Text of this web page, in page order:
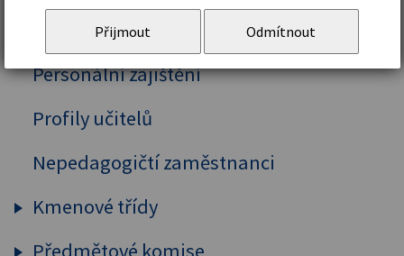
Školní řád
Personální zajištění
Profily učitelů
Nepedagogičtí zaměstnanci
Kmenové třídy
Prima
Přijmout Odmítnout